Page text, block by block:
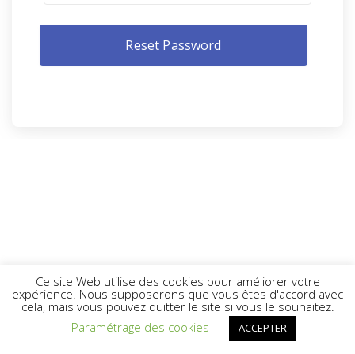
Ce site Web utilise des cookies pour améliorer votre
expérience. Nous supposerons que vous êtes d'accord avec
cela, mais vous pouvez quitter le site si vous le souhaitez.
Paramétrage des cookies
ACCEPTER